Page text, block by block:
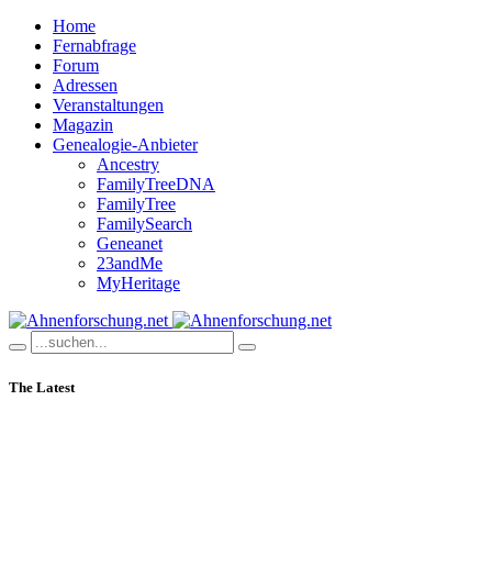
Home
Fernabfrage
Forum
Adressen
Veranstaltungen
Magazin
Genealogie-Anbieter
Ancestry
FamilyTreeDNA
FamilyTree
FamilySearch
Geneanet
23andMe
MyHeritage
The Latest